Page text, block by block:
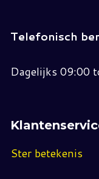
Telefonisch
Dagelijks 09:00
Ster betekenis